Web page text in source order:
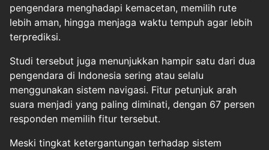
pengendara menghadapi kemacetan, memilih rute
lebih aman, hingga menjaga waktu tempuh agar lebih
terprediksi.
Studi tersebut juga menunjukkan hampir satu dari dua
pengendara di Indonesia sering atau selalu
menggunakan sistem navigasi. Fitur petunjuk arah
suara menjadi yang paling diminati, dengan 67 persen
responden memilih fitur tersebut.
Meski tingkat ketergantungan terhadap sistem